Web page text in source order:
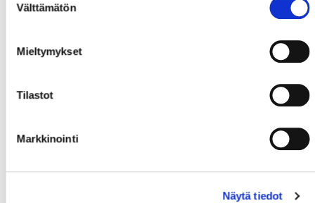
valinta
Välttämätön
Mieltymykset
Tilastot
Markkinointi
Näytä tiedot